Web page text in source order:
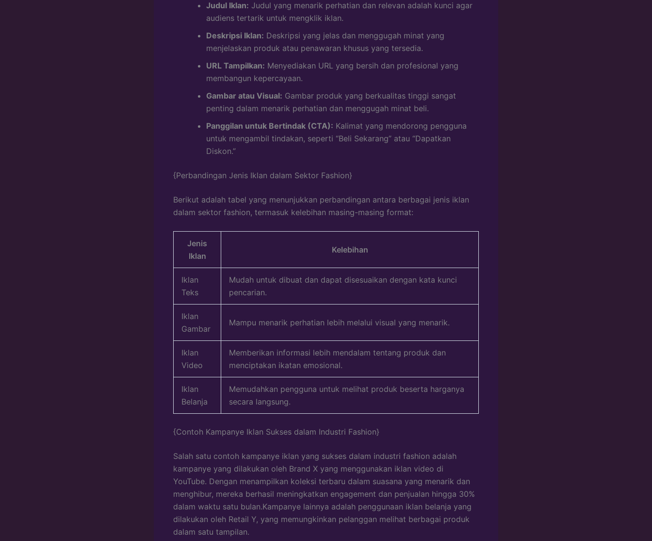
Judul Iklan: Judul yang menarik perhatian dan relevan adalah kunci agar
audiens tertarik untuk mengklik iklan.
Deskripsi Iklan: Deskripsi yang jelas dan menggugah minat yang
menjelaskan produk atau penawaran khusus yang tersedia.
URL Tampilkan: Menyediakan URL yang bersih dan profesional yang
membangun kepercayaan.
Gambar atau Visual: Gambar produk yang berkualitas tinggi sangat
penting dalam menarik perhatian dan menggugah minat beli.
Panggilan untuk Bertindak (CTA): Kalimat yang mendorong pengguna
untuk mengambil tindakan, seperti “Beli Sekarang” atau “Dapatkan
Diskon.”
{Perbandingan Jenis Iklan dalam Sektor Fashion}
Berikut adalah tabel yang menunjukkan perbandingan antara berbagai jenis iklan
dalam sektor fashion, termasuk kelebihan masing-masing format:
Jenis
Iklan
Kelebihan
Iklan
Teks
Mudah untuk dibuat dan dapat disesuaikan dengan kata kunci
pencarian.
Iklan
Gambar
Mampu menarik perhatian lebih melalui visual yang menarik.
Iklan
Video
Memberikan informasi lebih mendalam tentang produk dan
menciptakan ikatan emosional.
Iklan
Belanja
Memudahkan pengguna untuk melihat produk beserta harganya
secara langsung.
{Contoh Kampanye Iklan Sukses dalam Industri Fashion}
Salah satu contoh kampanye iklan yang sukses dalam industri fashion adalah
kampanye yang dilakukan oleh Brand X yang menggunakan iklan video di
YouTube. Dengan menampilkan koleksi terbaru dalam suasana yang menarik dan
menghibur, mereka berhasil meningkatkan engagement dan penjualan hingga 30%
dalam waktu satu bulan.Kampanye lainnya adalah penggunaan iklan belanja yang
dilakukan oleh Retail Y, yang memungkinkan pelanggan melihat berbagai produk
dalam satu tampilan.